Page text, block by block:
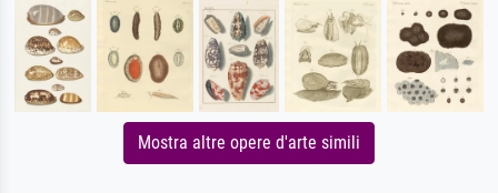
Mostra altre opere d'arte simili